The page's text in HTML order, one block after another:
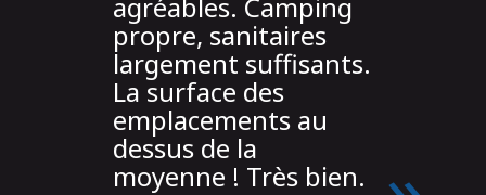
propre, sanitaires
largement suffisants.
La surface des
emplacements au
dessus de la
moyenne ! Très bien.